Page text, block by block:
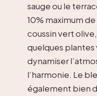
sauge ou le
10% maximum
coussin vert
quelques plantes
dynamiser
l’harmonie. Le
également bien